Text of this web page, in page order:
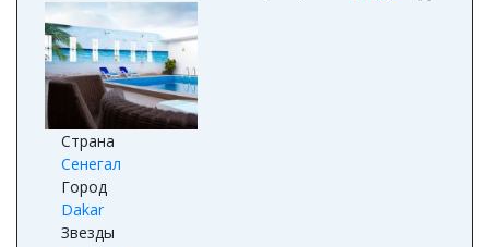
Страна
Сенегал
Город
Dakar
Звезды